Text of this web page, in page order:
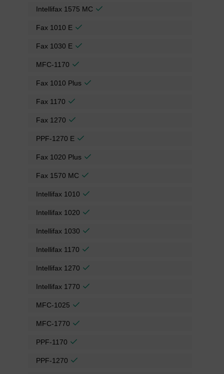
Intellifax 1575 MC
Fax 1010 E
Fax 1030 E
MFC-1170
Fax 1010 Plus
Fax 1170
Fax 1270
PPF-1270 E
Fax 1020 Plus
Fax 1570 MC
Intellifax 1010
Intellifax 1020
Intellifax 1030
Intellifax 1170
Intellifax 1270
Intellifax 1770
MFC-1025
MFC-1770
PPF-1170
PPF-1270